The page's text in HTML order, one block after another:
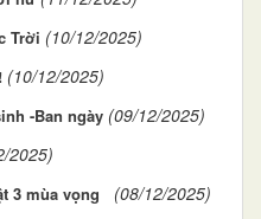
Trời (10/12/2025)
(10/12/2025)
-Ban ngày (09/12/2025)
2025)
3 mùa vọng (08/12/2025)